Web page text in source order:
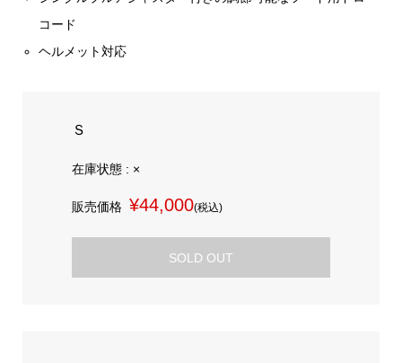
コード
ヘルメット対応
Ｓ
在庫状態 : ×
販売価格 ¥44,000(税込)
SOLD OUT